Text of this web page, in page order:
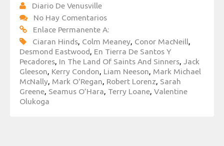
Diario De Venusville
No Hay Comentarios
Enlace Permanente A:
Ciaran Hinds, Colm Meaney, Conor MacNeill,
Desmond Eastwood, En Tierra De Santos Y
Pecadores, In The Land Of Saints And Sinners, Jack
Gleeson, Kerry Condon, Liam Neeson, Mark Michael
McNally, Mark O'Regan, Robert Lorenz, Sarah
Greene, Seamus O’Hara, Terry Loane, Valentine
Olukoga